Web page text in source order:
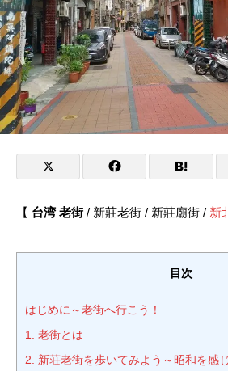
【 台湾 老街 / 新莊老街 / 新莊廟街 / 新
目次
はじめに～老街へ行こう！
1. 老街とは
2. 新荘老街を歩いてみよう～昭和を感